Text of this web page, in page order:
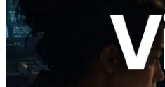
Validators Solutions
Block Analyzer —
slot en de
gevisualiseerd